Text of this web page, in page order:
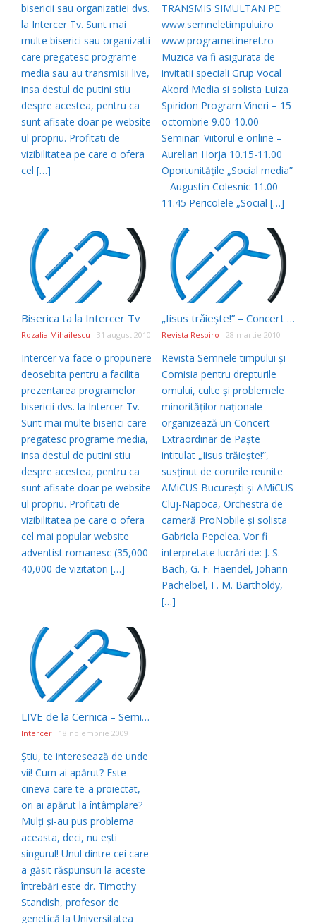
bisericii sau organizatiei dvs.
la Intercer Tv. Sunt mai
multe biserici sau organizatii
care pregatesc programe
media sau au transmisii live,
insa destul de putini stiu
despre acestea, pentru ca
sunt afisate doar pe website-
ul propriu. Profitati de
vizibilitatea pe care o ofera
cel […]
TRANSMIS SIMULTAN PE:
www.semneletimpului.ro
www.programetineret.ro
Muzica va fi asigurata de
invitatii speciali Grup Vocal
Akord Media si solista Luiza
Spiridon Program Vineri – 15
octombrie 9.00-10.00
Seminar. Viitorul e online –
Aurelian Horja 10.15-11.00
Oportunitățile „Social media”
– Augustin Colesnic 11.00-
11.45 Pericolele „Social […]
Biserica ta la Intercer Tv
Rozalia Mihailescu 31 august 2010
Intercer va face o propunere
deosebita pentru a facilita
prezentarea programelor
bisericii dvs. la Intercer Tv.
Sunt mai multe biserici care
pregatesc programe media,
insa destul de putini stiu
despre acestea, pentru ca
sunt afisate doar pe website-
ul propriu. Profitati de
vizibilitatea pe care o ofera
cel mai popular website
adventist romanesc (35,000-
40,000 de vizitatori […]
„Iisus trăiește!” – Concert Extraordinar de Paște organizat de Semnele timpului
Revista Respiro 28 martie 2010
Revista Semnele timpului și
Comisia pentru drepturile
omului, culte și problemele
minorităților naționale
organizează un Concert
Extraordinar de Paște
intitulat „Iisus trăiește!”,
susținut de corurile reunite
AMiCUS București și AMiCUS
Cluj-Napoca, Orchestra de
cameră ProNobile și solista
Gabriela Pepelea. Vor fi
interpretate lucrări de: J. S.
Bach, G. F. Haendel, Johann
Pachelbel, F. M. Bartholdy,
[…]
LIVE de la Cernica – Seminarii de Creaţionism cu dr. Timothy Standish
Intercer 18 noiembrie 2009
Știu, te interesează de unde
vii! Cum ai apărut? Este
cineva care te-a proiectat,
ori ai apărut la întâmplare?
Mulți și-au pus problema
aceasta, deci, nu ești
singurul! Unul dintre cei care
a găsit răspunsuri la aceste
întrebări este dr. Timothy
Standish, profesor de
genetică la Universitatea